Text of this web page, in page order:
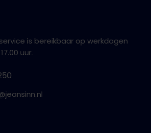
is bereikbaar op werkdagen
uur.